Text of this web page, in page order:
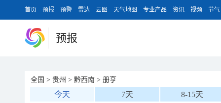
首页 预报 预警 雷达 云图 天气地图 专业产品 资讯 视频 节气
预报
全国 > 贵州 > 黔西南 > 册亨
今天 7天 8-15天